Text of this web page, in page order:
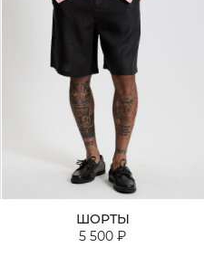
ШОРТЫ
5 500 ₽